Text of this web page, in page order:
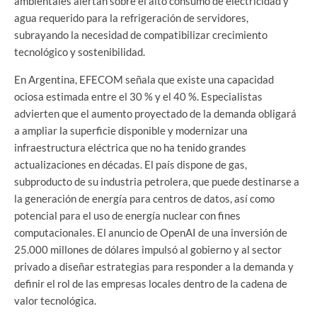
agua requerido para la refrigeración de servidores,
subrayando la necesidad de compatibilizar crecimiento
tecnológico y sostenibilidad.
En Argentina, EFECOM señala que existe una capacidad
ociosa estimada entre el 30 % y el 40 %. Especialistas
advierten que el aumento proyectado de la demanda obligará
a ampliar la superficie disponible y modernizar una
infraestructura eléctrica que no ha tenido grandes
actualizaciones en décadas. El país dispone de gas,
subproducto de su industria petrolera, que puede destinarse a
la generación de energía para centros de datos, así como
potencial para el uso de energía nuclear con fines
computacionales. El anuncio de OpenAI de una inversión de
25.000 millones de dólares impulsó al gobierno y al sector
privado a diseñar estrategias para responder a la demanda y
definir el rol de las empresas locales dentro de la cadena de
valor tecnológica.